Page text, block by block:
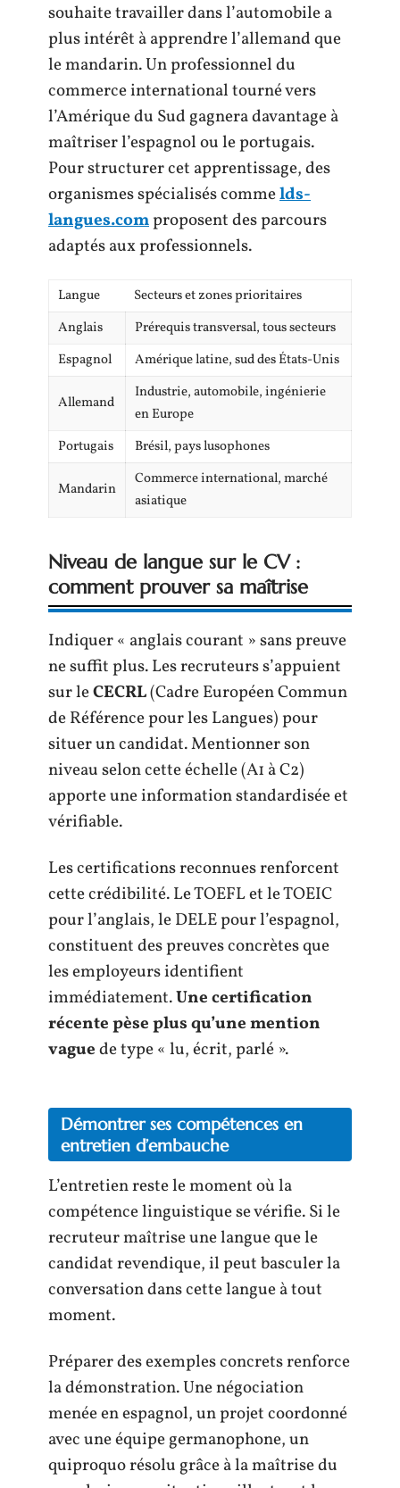
souhaite travailler dans l’automobile a
plus intérêt à apprendre l’allemand que
le mandarin. Un professionnel du
commerce international tourné vers
l’Amérique du Sud gagnera davantage à
maîtriser l’espagnol ou le portugais.
Pour structurer cet apprentissage, des
organismes spécialisés commelds-
langues.comproposent des parcours
adaptés aux professionnels.
Langue
Secteurs et zones prioritaires
Anglais
Prérequis transversal, tous secteurs
Espagnol
Amérique latine, sud des États-Unis
Allemand
Industrie, automobile, ingénierie
en Europe
Portugais
Brésil, pays lusophones
Mandarin
Commerce international, marché
asiatique
Niveau de langue sur le CV :
comment prouver sa maîtrise
Indiquer « anglais courant » sans preuve
ne suffit plus. Les recruteurs s’appuient
sur leCECRL(Cadre Européen Commun
de Référence pour les Langues) pour
situer un candidat. Mentionner son
niveau selon cette échelle (A1 à C2)
apporte une information standardisée et
vérifiable.
Les certifications reconnues renforcent
cette crédibilité. Le TOEFL et le TOEIC
pour l’anglais, le DELE pour l’espagnol,
constituent des preuves concrètes que
les employeurs identifient
immédiatement.Une certification
récente pèse plus qu’une mention
vaguede type « lu, écrit, parlé ».
Démontrer ses compétences en
entretien d’embauche
L’entretien reste le moment où la
compétence linguistique se vérifie. Si le
recruteur maîtrise une langue que le
candidat revendique, il peut basculer la
conversation dans cette langue à tout
moment.
Préparer des exemples concrets renforce
la démonstration. Une négociation
menée en espagnol, un projet coordonné
avec une équipe germanophone, un
quiproquo résolu grâce à la maîtrise du